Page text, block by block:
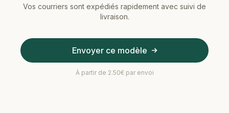
Vos courriers sont expédiés rapidement avec suivi de
livraison.
Envoyer ce modèle
À partir de 2.50€ par envoi